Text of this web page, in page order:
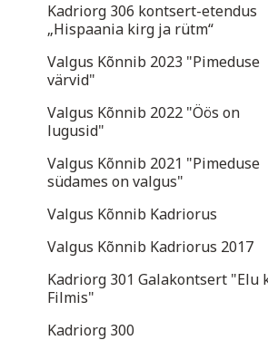
Kadriorg 306 kontsert-etendus
„Hispaania kirg ja rütm“
Valgus Kõnnib 2023 "Pimeduse
värvid"
Valgus Kõnnib 2022 "Öös on
lugusid"
Valgus Kõnnib 2021 "Pimeduse
südames on valgus"
Valgus Kõnnib Kadriorus
Valgus Kõnnib Kadriorus 2017
Kadriorg 301 Galakontsert "Elu
Filmis"
Kadriorg 300